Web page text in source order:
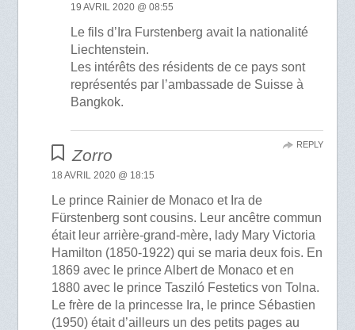
19 AVRIL 2020 @ 08:55
Le fils d’Ira Furstenberg avait la nationalité
Liechtenstein.
Les intérêts des résidents de ce pays sont
représentés par l’ambassade de Suisse à
Bangkok.
Zorro
18 AVRIL 2020 @ 18:15
Le prince Rainier de Monaco et Ira de
Fürstenberg sont cousins. Leur ancêtre commun
était leur arrière-grand-mère, lady Mary Victoria
Hamilton (1850-1922) qui se maria deux fois. En
1869 avec le prince Albert de Monaco et en
1880 avec le prince Tasziló Festetics von Tolna.
Le frère de la princesse Ira, le prince Sébastien
(1950) était d’ailleurs un des petits pages au
REPLY